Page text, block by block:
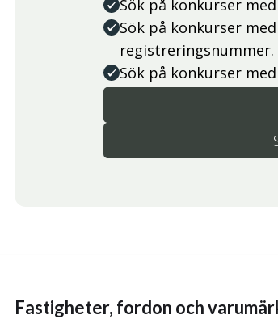
Sök på konkurser
Sök på konkurser
registreringsnummer.
Sök på konkurser
Fastigheter, fordon och